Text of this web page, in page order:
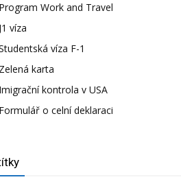
Work and Travel
víza
víza F-1
karta
kontrola v USA
o celní deklaraci